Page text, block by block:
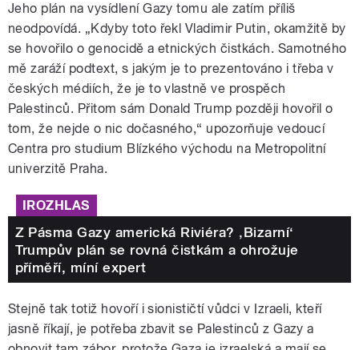
Jeho plán na vysídlení Gazy tomu ale zatím příliš
neodpovídá. „Kdyby toto řekl Vladimir Putin, okamžitě by
se hovořilo o genocidě a etnických čistkách. Samotného
mě zaráží podtext, s jakým je to prezentováno i třeba v
českých médiích, že je to vlastně ve prospěch
Palestinců. Přitom sám Donald Trump později hovořil o
tom, že nejde o nic dočasného,“ upozorňuje vedoucí
Centra pro studium Blízkého východu na Metropolitní
univerzitě Praha.
IROZHLAS
Z Pásma Gazy americká Riviéra? ‚Bizarní‘
Trumpův plán se rovná čistkám a ohrožuje
příměří, míní expert
Stejně tak totiž hovoří i sionističtí vůdci v Izraeli, kteří
jasně říkají, je potřeba zbavit se Palestinců z Gazy a